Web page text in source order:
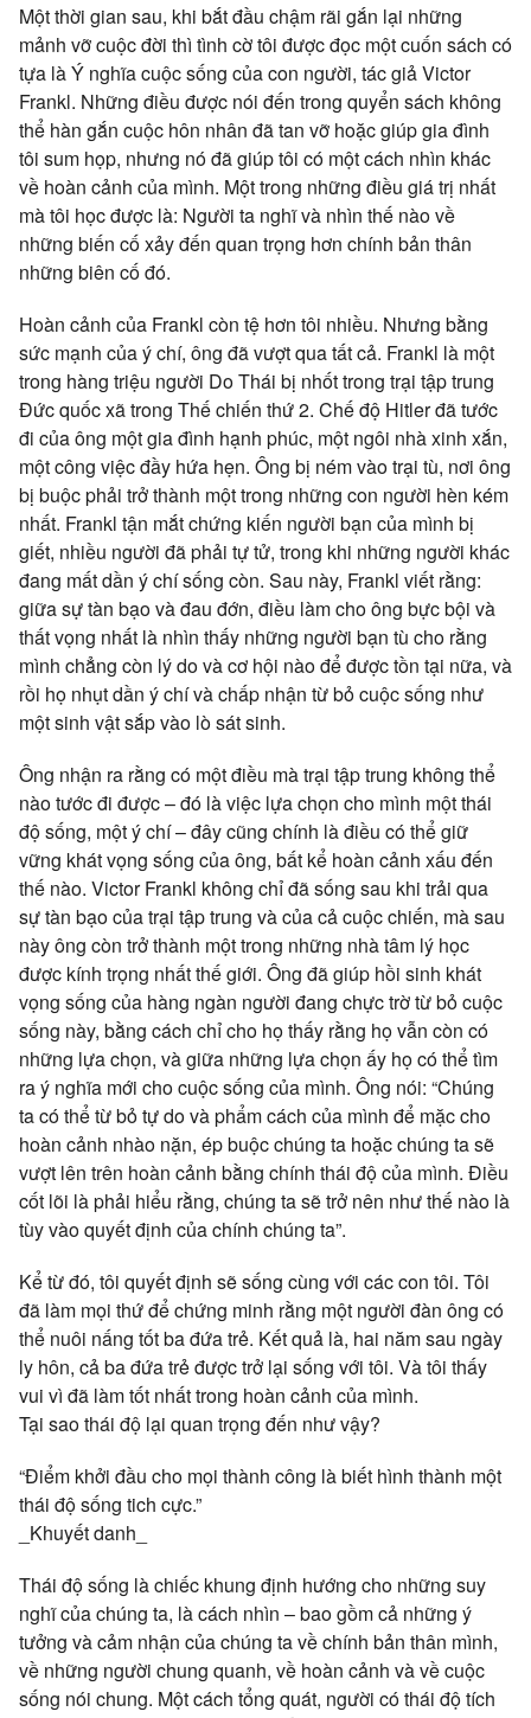
Một thời gian sau, khi bắt đầu chậm rãi gắn lại những
mảnh vỡ cuộc đời thì tình cờ tôi được đọc một cuốn sách có
tựa là Ý nghĩa cuộc sống của con người, tác giả Victor
Frankl. Những điều được nói đến trong quyển sách không
thể hàn gắn cuộc hôn nhân đã tan vỡ hoặc giúp gia đình
tôi sum họp, nhưng nó đã giúp tôi có một cách nhìn khác
về hoàn cảnh của mình. Một trong những điều giá trị nhất
mà tôi học được là: Người ta nghĩ và nhìn thế nào về
những biến cố xảy đến quan trọng hơn chính bản thân
những biên cố đó.
Hoàn cảnh của Frankl còn tệ hơn tôi nhiều. Nhưng bằng
sức mạnh của ý chí, ông đã vượt qua tất cả. Frankl là một
trong hàng triệu người Do Thái bị nhốt trong trại tập trung
Đức quốc xã trong Thế chiến thứ 2. Chế độ Hitler đã tước
đi của ông một gia đình hạnh phúc, một ngôi nhà xinh xắn,
một công việc đầy hứa hẹn. Ông bị ném vào trại tù, nơi ông
bị buộc phải trở thành một trong những con người hèn kém
nhất. Frankl tận mắt chứng kiến người bạn của mình bị
giết, nhiều người đã phải tự tử, trong khi những người khác
đang mất dần ý chí sống còn. Sau này, Frankl viết rằng:
giữa sự tàn bạo và đau đớn, điều làm cho ông bực bội và
thất vọng nhất là nhìn thấy những người bạn tù cho rằng
mình chẳng còn lý do và cơ hội nào để được tồn tại nữa, và
rồi họ nhụt dần ý chí và chấp nhận từ bỏ cuộc sống như
một sinh vật sắp vào lò sát sinh.
Ông nhận ra rằng có một điều mà trại tập trung không thể
nào tước đi được – đó là việc lựa chọn cho mình một thái
độ sống, một ý chí – đây cũng chính là điều có thể giữ
vững khát vọng sống của ông, bất kể hoàn cảnh xấu đến
thế nào. Victor Frankl không chỉ đã sống sau khi trải qua
sự tàn bạo của trại tập trung và của cả cuộc chiến, mà sau
này ông còn trở thành một trong những nhà tâm lý học
được kính trọng nhất thế giới. Ông đã giúp hồi sinh khát
vọng sống của hàng ngàn người đang chực trờ từ bỏ cuộc
sống này, bằng cách chỉ cho họ thấy rằng họ vẫn còn có
những lựa chọn, và giữa những lựa chọn ấy họ có thể tìm
ra ý nghĩa mới cho cuộc sống của mình. Ông nói: “Chúng
ta có thể từ bỏ tự do và phẩm cách của mình để mặc cho
hoàn cảnh nhào nặn, ép buộc chúng ta hoặc chúng ta sẽ
vượt lên trên hoàn cảnh bằng chính thái độ của mình. Điều
cốt lõi là phải hiểu rằng, chúng ta sẽ trở nên như thế nào là
tùy vào quyết định của chính chúng ta”.
Kể từ đó, tôi quyết định sẽ sống cùng với các con tôi. Tôi
đã làm mọi thứ để chứng minh rằng một người đàn ông có
thể nuôi nấng tốt ba đứa trẻ. Kết quả là, hai năm sau ngày
ly hôn, cả ba đứa trẻ được trở lại sống với tôi. Và tôi thấy
vui vì đã làm tốt nhất trong hoàn cảnh của mình.
Tại sao thái độ lại quan trọng đến như vậy?
“Điểm khởi đầu cho mọi thành công là biết hình thành một
thái độ sống tich cực.”
_Khuyết danh_
Thái độ sống là chiếc khung định hướng cho những suy
nghĩ của chúng ta, là cách nhìn – bao gồm cả những ý
tưởng và cảm nhận của chúng ta về chính bản thân mình,
về những người chung quanh, về hoàn cảnh và về cuộc
sống nói chung. Một cách tổng quát, người có thái độ tích